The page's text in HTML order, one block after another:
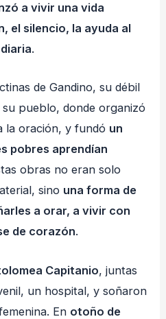
a vivir una vida
el silencio, la ayuda al
.
de Gandino, su débil
pueblo, donde organizó
la oración, y fundó un
pobres aprendían
obras no eran solo
sino una forma de
a orar, a vivir con
de corazón.
Capitanio, juntas
un hospital, y soñaron
En otoño de